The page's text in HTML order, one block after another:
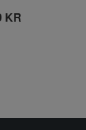
KR